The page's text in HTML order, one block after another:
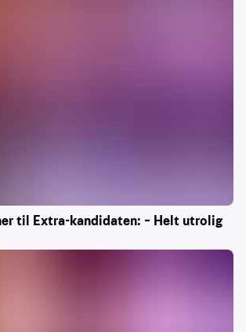
til Extra-kandidaten: – Helt utrolig